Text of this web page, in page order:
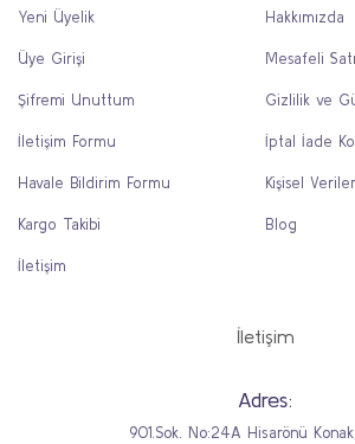
Yeni Üyelik
Üye Girişi
Şifremi Unuttum
İletişim Formu
Havale Bildirim Formu
Kargo Takibi
İletişim
Hakkımızda
Mesafeli
Gizlilik ve
İptal İade
Kişisel
Blog
İletişim
Adres:
901.Sok. No:24A Hisarönü